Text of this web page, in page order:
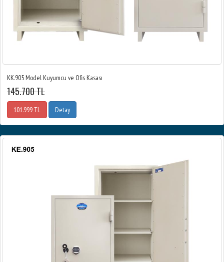
KK.905 Model Kuyumcu ve Ofis Kasası
145.700 TL
101.999 TL Detay